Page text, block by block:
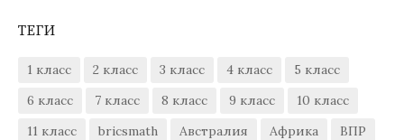
ТЕГИ
1 класс 2 класс 3 класс 4 класс
5 класс
6 класс
7 класс 8 класс 9 класс
10 класс
11 класс
bricsmath Австралия Африка
ВПР